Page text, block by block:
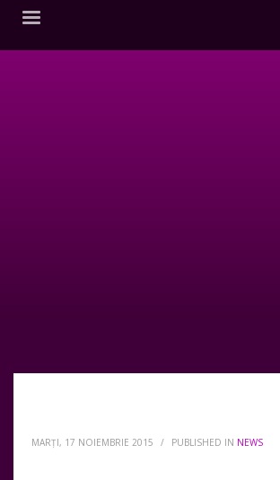
MARȚI, 17 NOIEMBRIE 2015 / PUBLISHED IN NEWS